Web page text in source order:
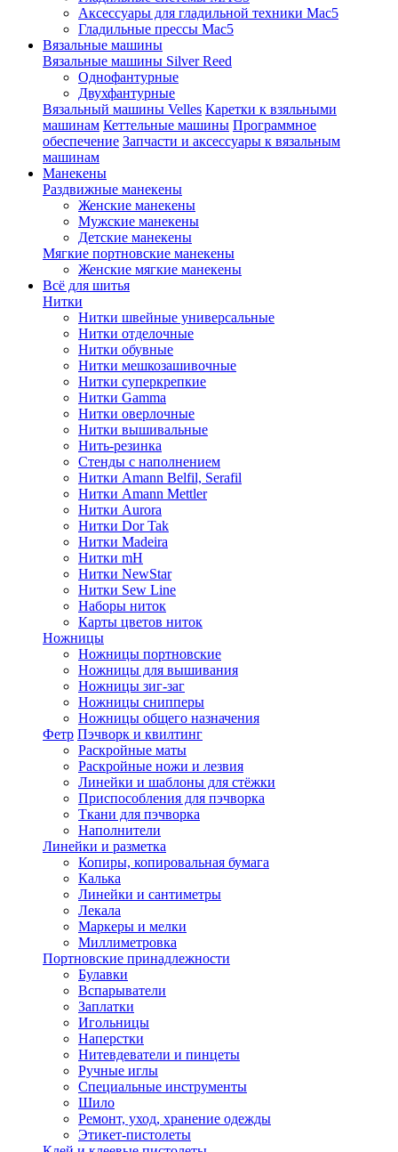
Аксессуары для гладильной техники Mac5
Гладильные прессы Mac5
Вязальные машины
Вязальные машины Silver Reed
Однофантурные
Двухфантурные
Вязальный машины Velles Каретки к взяльными
машинам Кеттельные машины Программное
обеспечение Запчасти и аксессуары к вязальным
машинам
Манекены
Раздвижные манекены
Женские манекены
Мужские манекены
Детские манекены
Мягкие портновские манекены
Женские мягкие манекены
Всё для шитья
Нитки
Нитки швейные универсальные
Нитки отделочные
Нитки обувные
Нитки мешкозашивочные
Нитки суперкрепкие
Нитки Gamma
Нитки оверлочные
Нитки вышивальные
Нить-резинка
Стенды с наполнением
Нитки Amann Belfil, Serafil
Нитки Amann Mettler
Нитки Aurora
Нитки Dor Tak
Нитки Madeira
Нитки mH
Нитки NewStar
Нитки Sew Line
Наборы ниток
Карты цветов ниток
Ножницы
Ножницы портновские
Ножницы для вышивания
Ножницы зиг-заг
Ножницы снипперы
Ножницы общего назначения
Фетр Пэчворк и квилтинг
Раскройные маты
Раскройные ножи и лезвия
Линейки и шаблоны для стёжки
Приспособления для пэчворка
Ткани для пэчворка
Наполнители
Линейки и разметка
Копиры, копировальная бумага
Калька
Линейки и сантиметры
Лекала
Маркеры и мелки
Миллиметровка
Портновские принадлежности
Булавки
Вспарыватели
Заплатки
Игольницы
Наперстки
Нитевдеватели и пинцеты
Ручные иглы
Специальные инструменты
Шило
Ремонт, уход, хранение одежды
Этикет-пистолеты